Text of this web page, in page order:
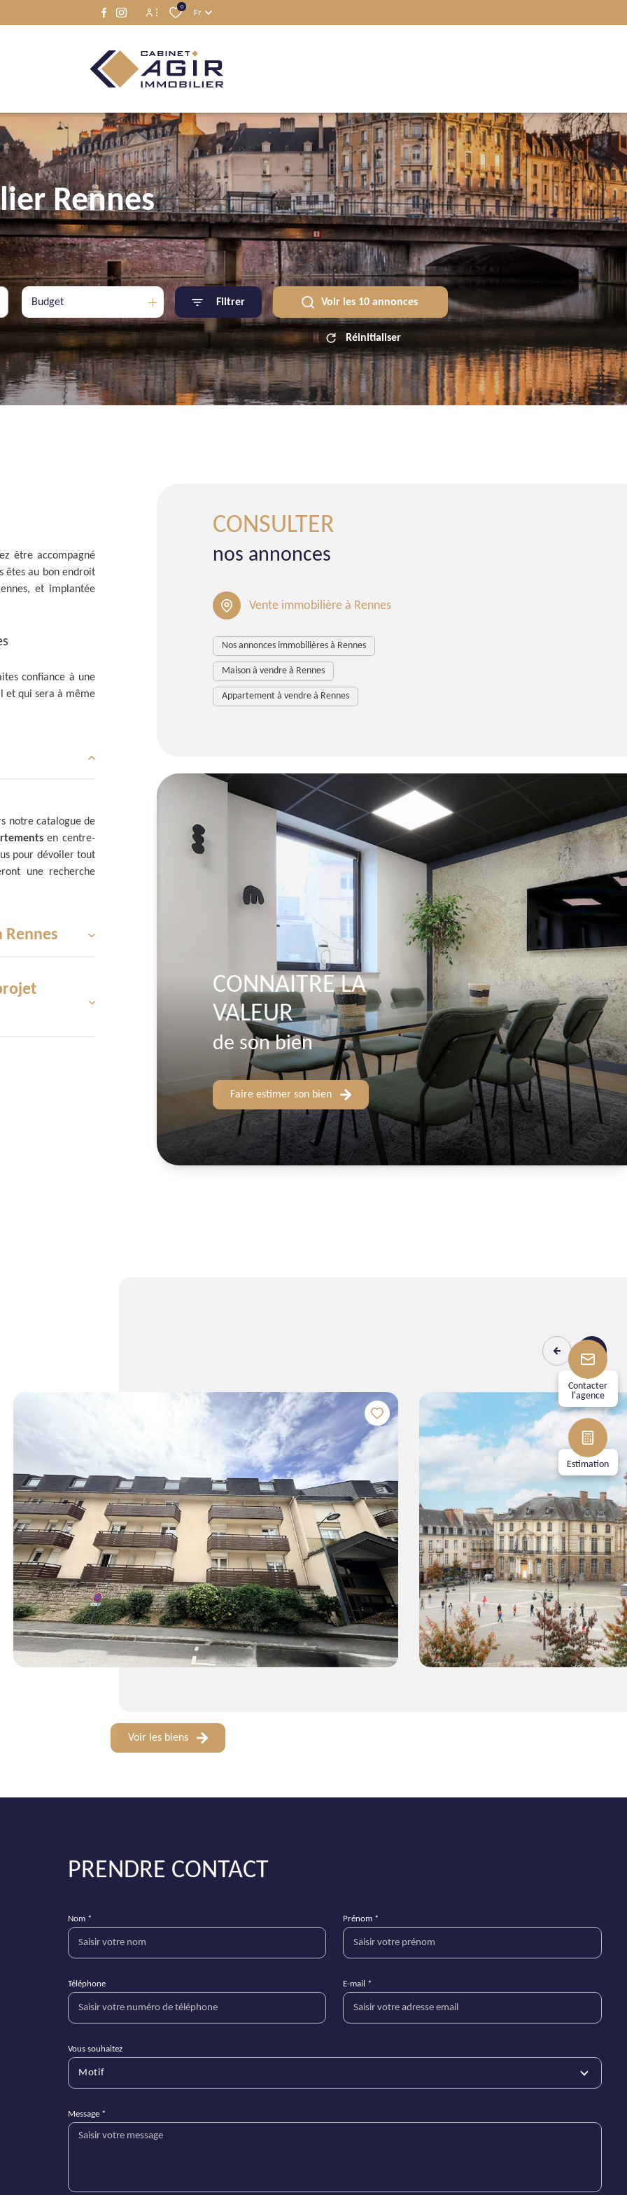
Espace propriétaire
Espace locataire
0
Fr
Rennes
Budget Filtrer Voir les 10 annonces
Réinitialiser
CONSULTER
nos annonces
Vente immobilière à Rennes
Nos annonces immobilières à Rennes
Maison à vendre à Rennes
Appartement à vendre à Rennes
CONNAITRE LA
VALEUR
de son bien
Faire estimer son bien
être accompagné
êtes au bon endroit
et implantée
confiance à une
et qui sera à même
notre catalogue de
en centre-
pour dévoiler tout
une recherche
Rennes
les étapes de leur
4
chambre(s)
130
m²
Voir les biens
Contacter
l'agence
Estimation
PRENDRE CONTACT
Nom * Prénom *
Téléphone E-mail *
Vous souhaitez
Motif
Message *